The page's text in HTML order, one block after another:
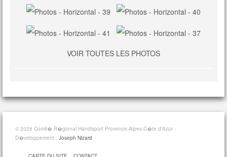
VOIR TOUTES LES PHOTOS
© 2026 Comit� R�gional Handisport Provence-Alpes-C�te d'Azur -
D�veloppement : Joseph Nizard